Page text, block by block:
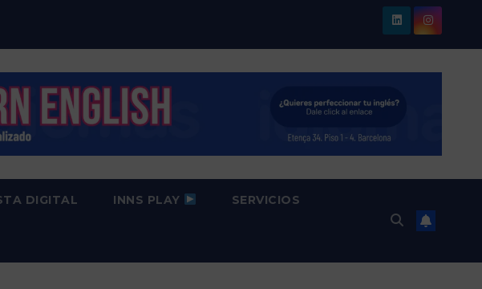
DIGITAL INNS PLAY SERVICIOS